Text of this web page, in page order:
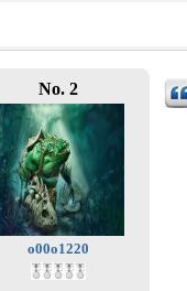
No. 2
o00o1220